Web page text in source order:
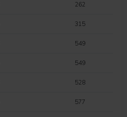
262
315
549
549
528
577